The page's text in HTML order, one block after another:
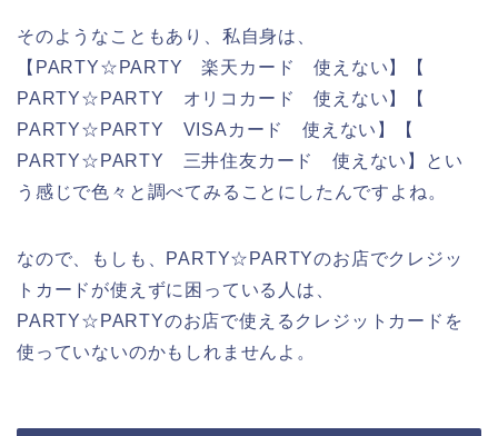
そのようなこともあり、私自身は、
【PARTY☆PARTY 楽天カード 使えない】【
PARTY☆PARTY オリコカード 使えない】【
PARTY☆PARTY VISAカード 使えない】【
PARTY☆PARTY 三井住友カード 使えない】とい
う感じで色々と調べてみることにしたんですよね。
なので、もしも、PARTY☆PARTYのお店でクレジッ
トカードが使えずに困っている人は、
PARTY☆PARTYのお店で使えるクレジットカードを
使っていないのかもしれませんよ。